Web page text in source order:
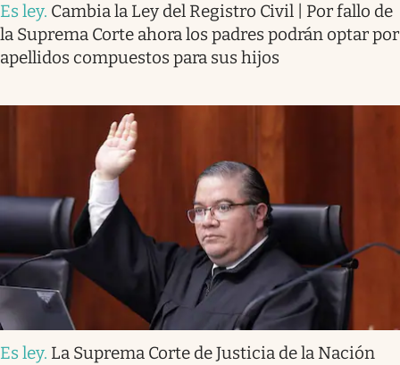
Es ley. Cambia la Ley del Registro Civil | Por fallo de
la Suprema Corte ahora los padres podrán optar por
apellidos compuestos para sus hijos
Es ley. La Suprema Corte de Justicia de la Nación